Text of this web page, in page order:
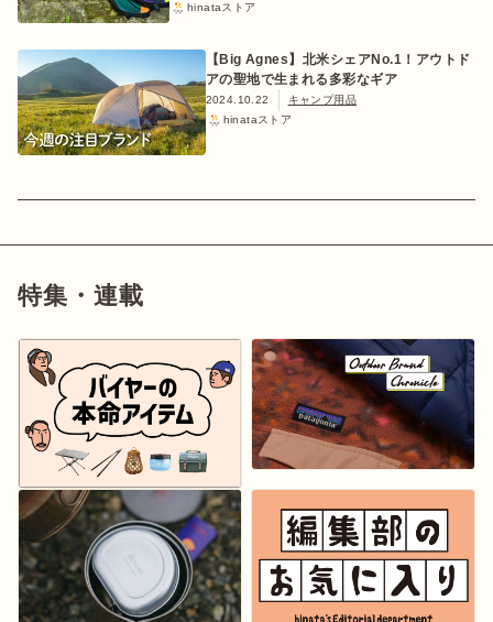
hinataストア
【Big Agnes】北米シェアNo.1！アウトド
アの聖地で生まれる多彩なギア
2024.10.22
キャンプ用品
hinataストア
特集・連載